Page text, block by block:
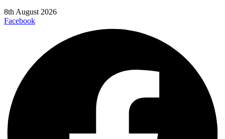
8th August 2026
Facebook